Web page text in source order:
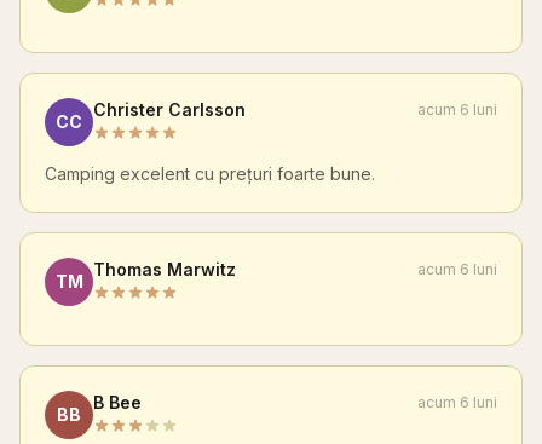
CC
Christer Carlsson acum 6 luni
Camping excelent cu prețuri foarte bune.
TM
Thomas Marwitz acum 6 luni
BB
B Bee acum 6 luni